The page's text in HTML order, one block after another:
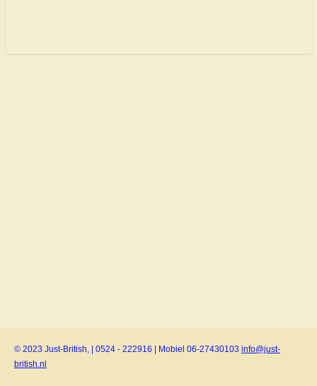
© 2023 Just-British, | 0524 - 222916 | Mobiel 06-27430103 info@just-
british.nl